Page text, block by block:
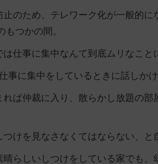
止のため、テレワーク化が一般的
もつかの間。
仕事に集中なんて到底ムリなこと
事に集中をしているときに話しか
れば仲裁に入り、散らかし放題の
けを見なさなくてはならない、と
晴らしいしつけをしている家でも